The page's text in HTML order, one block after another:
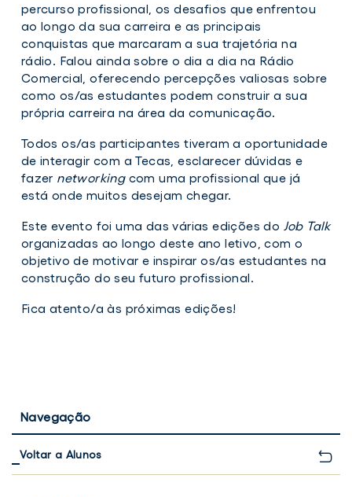
percurso profissional, os desafios que enfrentou
ao longo da sua carreira e as principais
conquistas que marcaram a sua trajetória na
rádio. Falou ainda sobre o dia a dia na Rádio
Comercial, oferecendo percepções valiosas sobre
como os/as estudantes podem construir a sua
própria carreira na área da comunicação.
Todos os/as participantes tiveram a oportunidade
de interagir com a Tecas, esclarecer dúvidas e
fazer networkingcom uma profissional que já
está onde muitos desejam chegar.
Este evento foi uma das várias edições do Job Talk
organizadas ao longo deste ano letivo, com o
objetivo de motivar e inspirar os/as estudantes na
construção do seu futuro profissional.
Fica atento/a às próximas edições!
Navegação
Voltar a Alunos